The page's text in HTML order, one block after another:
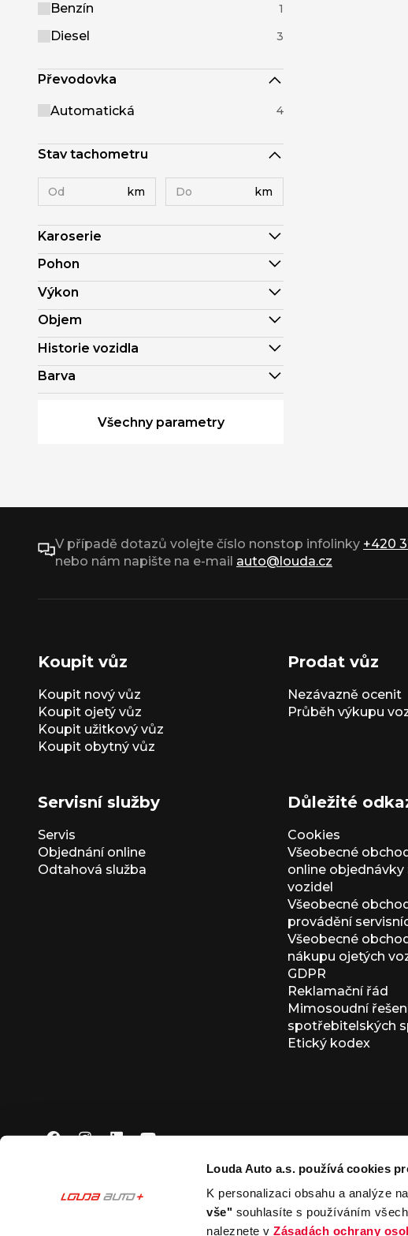
Louda Auto a.s. používá cookies
K personalizaci obsahu a analýze
vše" souhlasíte s používáním
naleznete vZásadách ochrany
Benzín 1
Diesel 3
Převodovka
Automatická 4
Stav tachometru
km km
Karoserie
Pohon
Výkon
Objem
Historie vozidla
Barva
Všechny parametry
V případě dotazů volejte číslo nonstop infolinky +420
nebo nám napište na e-mail auto@louda.cz
Koupit vůz
Koupit nový vůz
Koupit ojetý vůz
Koupit užitkový vůz
Koupit obytný vůz
Prodat vůz
Nezávazně ocenit
Průběh výkupu
Servisní služby
Servis
Objednání online
Odtahová služba
Důležité
Cookies
Všeobecné
online
vozidel
Všeobecné
provádění
Všeobecné
nákupu ojetých
GDPR
Reklamační řád
Mimosoudní
spotřebitelských
Etický kodex
© 2026 Louda Auto a.s. Všechna práva vyhrazena
This site is protected by reCAPTCHA and the Google
Privacy